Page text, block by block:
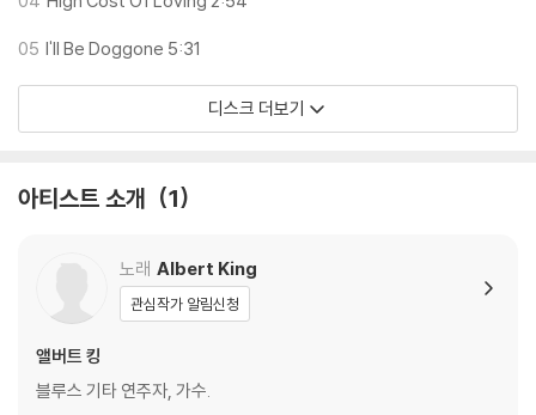
05 I'll Be Doggone 5:31
디스크 더보기
아티스트 소개 1
노래 Albert King
관심작가 알림신청
앨버트 킹
블루스 기타 연주자, 가수.